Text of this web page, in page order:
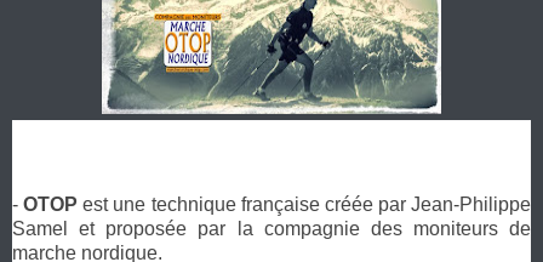
-OTOP est une technique française créée par Jean-Philippe
Samel et proposée par la compagnie des moniteurs de
marche nordique.